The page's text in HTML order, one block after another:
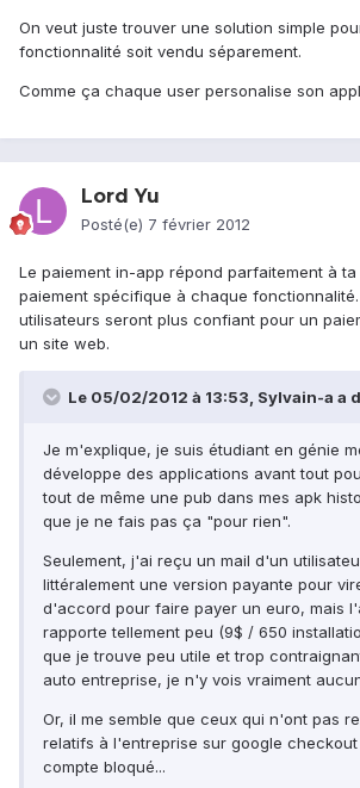
On veut juste trouver une solution simple
fonctionnalité soit vendu séparement.
Comme ça chaque user personalise son
Lord Yu
Posté(e) 7 février 2012
Le paiement in-app répond parfaitement à
paiement spécifique à chaque
utilisateurs seront plus confiant pour un
un site web.
Le 05/02/2012 à 13:53, Sylvain-a a
Je m'explique, je suis étudiant en génie
développe des applications avant tout
tout de même une pub dans mes apk
que je ne fais pas ça "pour rien".
Seulement, j'ai reçu un mail d'un
littéralement une version payante pour
d'accord pour faire payer un euro, mais
rapporte tellement peu (9$ / 650
que je trouve peu utile et trop
auto entreprise, je n'y vois vraiment
Or, il me semble que ceux qui n'ont pas
relatifs à l'entreprise sur google
compte bloqué...